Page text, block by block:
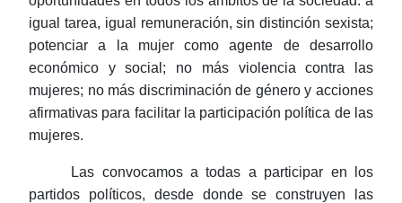
igual tarea, igual remuneración, sin distinción sexista;
potenciar a la mujer como agente de desarrollo
económico y social; no más violencia contra las
mujeres; no más discriminación de género y acciones
afirmativas para facilitar la participación política de las
mujeres.
Las convocamos a todas a participar en los
partidos políticos, desde donde se construyen las